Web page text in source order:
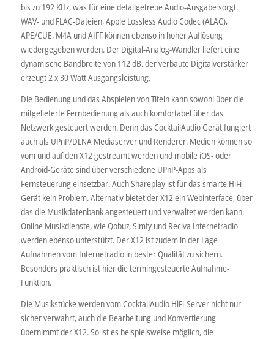
bis zu 192 KHz, was für eine detailgetreue Audio-Ausgabe sorgt.
WAV- und FLAC-Dateien, Apple Lossless Audio Codec (ALAC),
APE/CUE, M4A und AIFF können ebenso in hoher Auflösung
wiedergegeben werden. Der Digital-Analog-Wandler liefert eine
dynamische Bandbreite von 112 dB, der verbaute Digitalverstärker
erzeugt 2 x 30 Watt Ausgangsleistung.
Die Bedienung und das Abspielen von Titeln kann sowohl über die
mitgelieferte Fernbedienung als auch komfortabel über das
Netzwerk gesteuert werden. Denn das CocktailAudio Gerät fungiert
auch als UPnP/DLNA Mediaserver und Renderer. Medien können so
vom und auf den X12 gestreamt werden und mobile iOS- oder
Android-Geräte sind über verschiedene UPnP-Apps als
Fernsteuerung einsetzbar. Auch Shareplay ist für das smarte HiFi-
Gerät kein Problem. Alternativ bietet der X12 ein Webinterface, über
das die Musikdatenbank angesteuert und verwaltet werden kann.
Online Musikdienste, wie Qobuz, Simfy und Reciva Internetradio
werden ebenso unterstützt. Der X12 ist zudem in der Lage
Aufnahmen vom Internetradio in bester Qualität zu sichern.
Besonders praktisch ist hier die termingesteuerte Aufnahme-
Funktion.
Die Musikstücke werden vom CocktailAudio HiFi-Server nicht nur
sicher verwahrt, auch die Bearbeitung und Konvertierung
übernimmt der X12. So ist es beispielsweise möglich, die